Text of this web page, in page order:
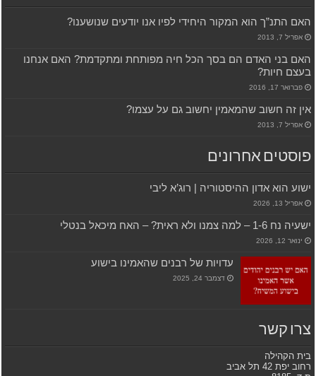
האם התנ”ך הוא המקור היחידי לפיו אנו יודעים שנושענו?
אפריל 7, 2013
האם בני האדם הם בסך הכל חיה מפותחת ומתקדמת? האם אנחנו
בעצם חיות?
פברואר 17, 2016
אין זה חשוב שהמאמין יחשוב גם על עצמו?
אפריל 7, 2013
פוסטים אחרונים
ישוע הוא אדון ההיסטוריה | רוג’א ליבי
אפריל 13, 2026
ישעיה נח 1-6 – למה צמנו ולא ראית? – האח מיכאל בנטלי
ינואר 12, 2026
עדויות של רבנים שהאמינו בישוע
דצמבר 24, 2025
צרו קשר
בית הקהילה
רחוב יפת 42 תל אביב